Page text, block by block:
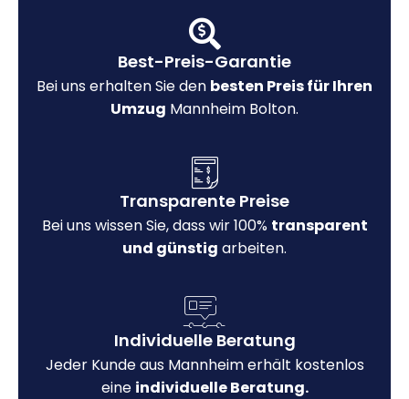
Best-Preis-Garantie
Bei uns erhalten Sie den besten Preis für Ihren
Umzug Mannheim Bolton.
Transparente Preise
Bei uns wissen Sie, dass wir 100% transparent
und günstig arbeiten.
Individuelle Beratung
Jeder Kunde aus Mannheim erhält kostenlos
eine individuelle Beratung.